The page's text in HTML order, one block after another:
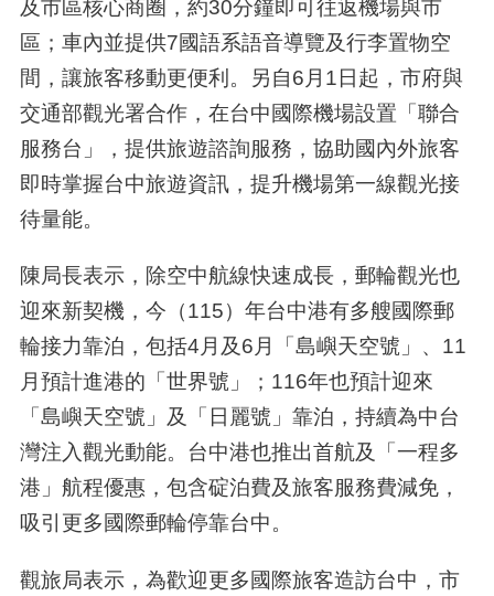
及市區核心商圈，約30分鐘即可往返機場與市
區；車內並提供7國語系語音導覽及行李置物空
間，讓旅客移動更便利。另自6月1日起，市府與
交通部觀光署合作，在台中國際機場設置「聯合
服務台」，提供旅遊諮詢服務，協助國內外旅客
即時掌握台中旅遊資訊，提升機場第一線觀光接
待量能。
陳局長表示，除空中航線快速成長，郵輪觀光也
迎來新契機，今（115）年台中港有多艘國際郵
輪接力靠泊，包括4月及6月「島嶼天空號」、11
月預計進港的「世界號」；116年也預計迎來
「島嶼天空號」及「日麗號」靠泊，持續為中台
灣注入觀光動能。台中港也推出首航及「一程多
港」航程優惠，包含碇泊費及旅客服務費減免，
吸引更多國際郵輪停靠台中。
觀旅局表示，為歡迎更多國際旅客造訪台中，市